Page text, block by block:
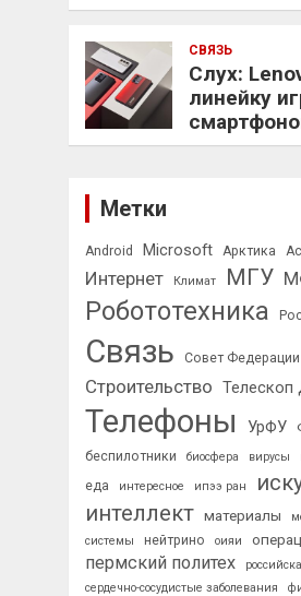
СВЯЗЬ
Слух:
линейку
Метки
Android Microsoft Арктика
Интернет Климат МГУ
Робототехника
Связь Совет Федерации
Строительство
Телефоны УрФУ
беспилотники биосфера вирусы
еда
интересное ипээ ран
интеллект материалы
системы
нейтрино оияи
пермский политех
сердечно-сосудистые заболевания